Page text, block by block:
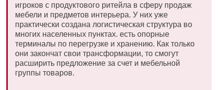
игроков с продуктового ритейла в сферу продаж
мебели и предметов интерьера. У них уже
практически создана логистическая структура во
многих населенных пунктах. есть опорные
терминалы по перегрузке и хранению. Как только
они закончат свои трансформации, то смогут
расширить предложение за счет и мебельной
группы товаров.